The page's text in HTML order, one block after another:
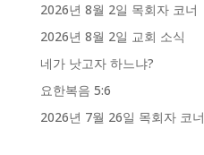
2026년 8월 2일 목회자 코너
2026년 8월 2일 교회 소식
네가 낫고자 하느냐?
요한복음 5:6
2026년 7월 26일 목회자 코너